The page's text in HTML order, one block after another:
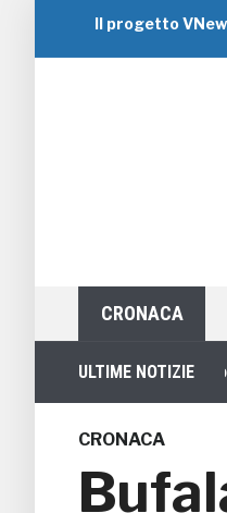
Il progetto
CRONACA
ULTIME NOTIZIE
Viaggi di Gruppo:
CRONACA